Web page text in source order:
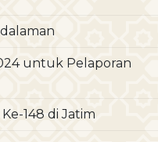
untuk Pelaporan
148 di Jatim